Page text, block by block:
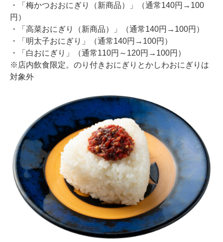
・「梅かつおおにぎり（新商品）」（通常140円→100
円）
・「高菜おにぎり（新商品）」（通常140円→100円）
・「明太子おにぎり」（通常140円→100円）
・「白おにぎり」（通常110円～120円→100円）
※店内飲食限定。のり付きおにぎりとかしわおにぎりは
対象外